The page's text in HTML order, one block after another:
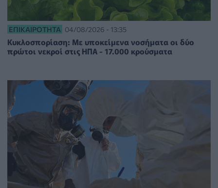
ΕΠΙΚΑΙΡΌΤΗΤΑ 04/08/2026 - 13:35
Κυκλοσπορίαση: Με υποκείμενα νοσήματα οι δύο
πρώτοι νεκροί στις ΗΠΑ - 17.000 κρούσματα